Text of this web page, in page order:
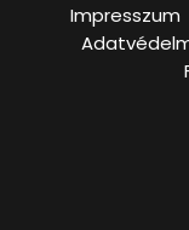
Impresszum